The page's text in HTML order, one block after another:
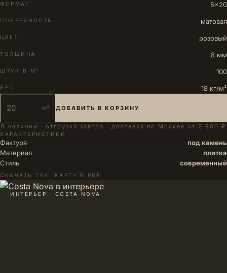
ФОРМАТ 5×20
ПОВЕРХНОСТЬ матовая
ЦВЕТ розовый
ТОЛЩИНА 8 мм
ШТУК В М² 100
ВЕС 18 кг/м²
м² ДОБАВИТЬ В КОРЗИНУ
В наличии · отгрузка завтра · доставка по Москве от 2 900 ₽
ХАРАКТЕРИСТИКИ
Фактура
под камень
Материал
плитка
Стиль
современный
СКАЧАТЬ ТЕХ. КАРТУ В PDF
ИНТЕРЬЕР · COSTA NOVA